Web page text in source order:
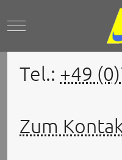
Mobile Menu Toggle
Tel.: +49
Zum